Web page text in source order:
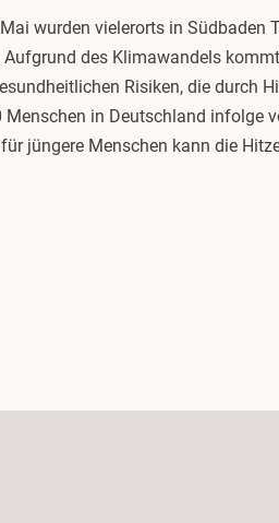
wurden vielerorts in Südbaden
Aufgrund des Klimawandels
Risiken, die durch
Menschen in Deutschland infolge
jüngere Menschen kann die